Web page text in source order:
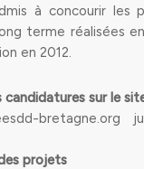
à concourir les
terme réalisées
en 2012.
candidatures sur le
bretagne.org
projets